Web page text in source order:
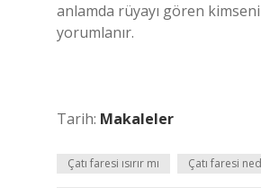
anlamda rüyayı gören
yorumlanır.
Tarih: Makaleler
Çatı faresi ısırır mı Çatı faresi